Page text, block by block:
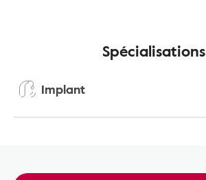
Spécialisations
Implant